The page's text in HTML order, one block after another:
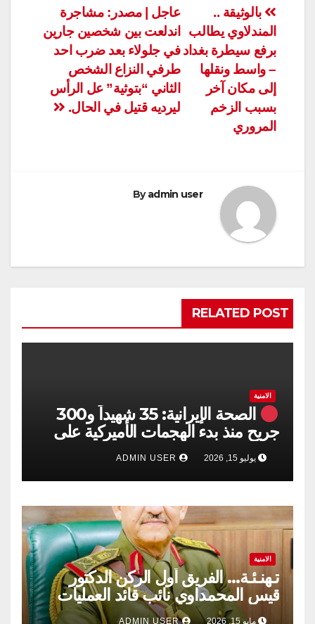
تصفّح
المقالات
عاجل | مصدر: مشاجرة
اندلعت بين شخصين جارين
في جلولاء بعد ضرب احد
طرفي النزاع الشخص
الثاني “بتوثية” عل الرأس
ليرديه قتيل في الحال.
بالوثيقة ..
المندلاوي يطالب
برفع سيطرة بغداد
– واسط ونقلها
إلى مكان آخر
بسبب الزخم
المروري
Byadmin user
RELATED POST
الامنية
الصحة الإيرانية: 35 شهيداً و300
جريح منذ بدء الهجمات الأميركية على
جنوبي البلاد
يوليو 15, 2026
الامنية
تـهنـئـة… الفريق أول الركن الدكتور
قيس المحمداوي نائب قائد العمليات
المشتركة ​دولة رئيس مجلس الوزراء،
مايو 15, 2026 ADMIN USER